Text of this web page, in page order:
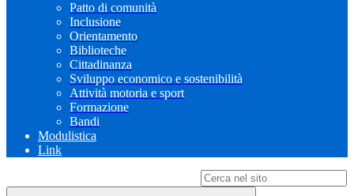
Patto di comunità
Inclusione
Orientamento
Biblioteche
Cittadinanza
Sviluppo economico e sostenibilità
Attività motoria e sport
Formazione
Bandi
Modulistica
Link